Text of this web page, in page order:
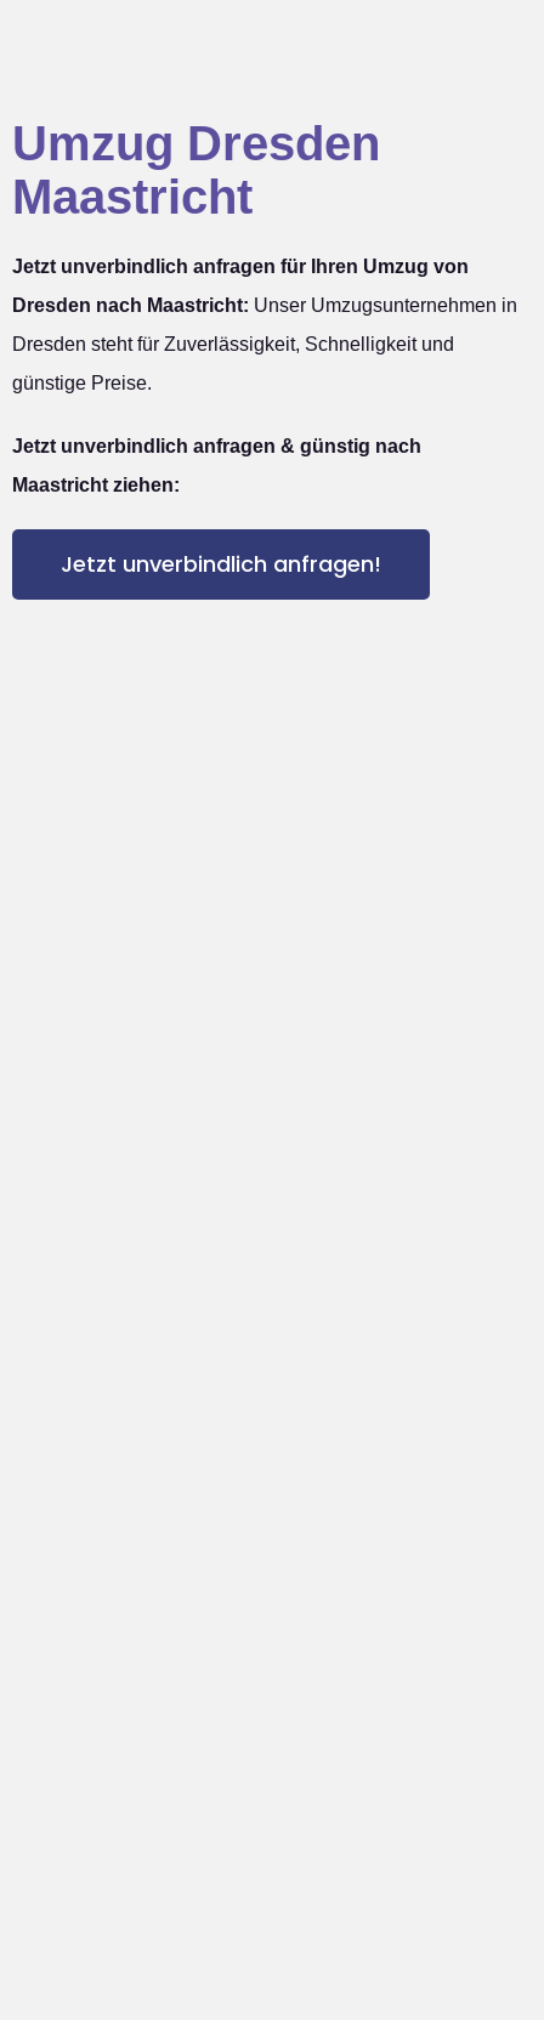
Umzug Dresden
Maastricht
Jetzt unverbindlich anfragen für Ihren Umzug von
Dresden nach Maastricht: Unser Umzugsunternehmen in
Dresden steht für Zuverlässigkeit, Schnelligkeit und
günstige Preise.
Jetzt unverbindlich anfragen & günstig nach
Maastricht ziehen:
Jetzt unverbindlich anfragen!